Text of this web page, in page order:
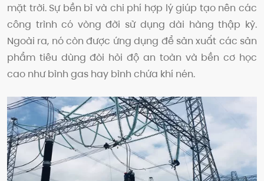
mặt trời. Sự bền bỉ và chi phí hợp lý giúp tạo nên các
công trình có vòng đời sử dụng dài hàng thập kỷ.
Ngoài ra, nó còn được ứng dụng để sản xuất các sản
phẩm tiêu dùng đòi hỏi độ an toàn và bền cơ học
cao như bình gas hay bình chứa khí nén.